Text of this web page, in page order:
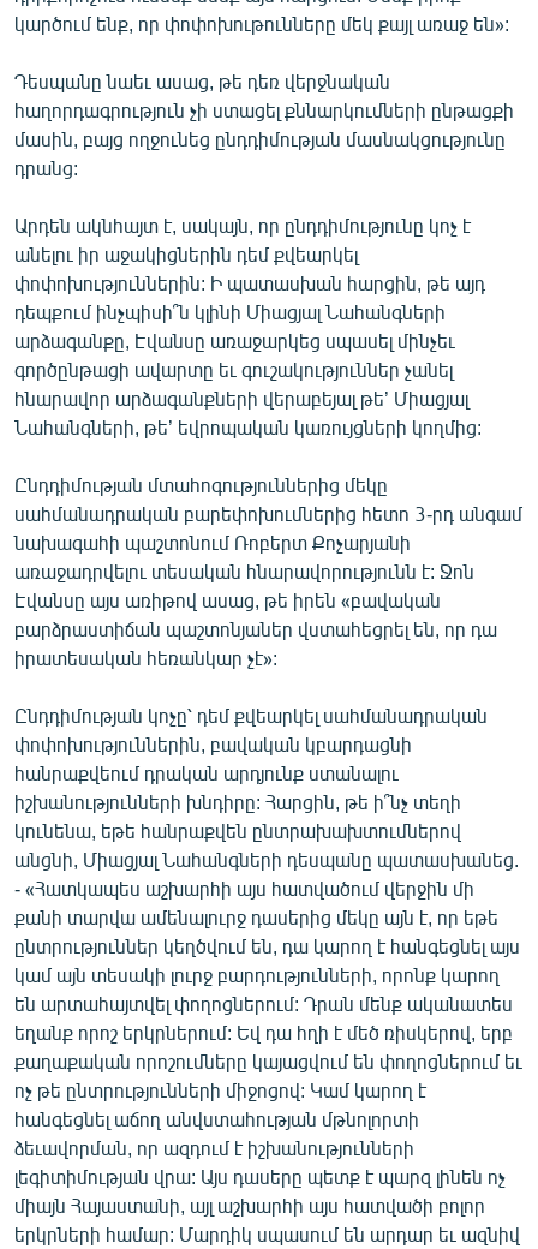
կարծում ենք, որ փոփոխութունները մեկ քայլ առաջ են»:
Դեսպանը նաեւ ասաց, թե դեռ վերջնական
հաղորդագրություն չի ստացել քննարկումների ընթացքի
մասին, բայց ողջունեց ընդդիմության մասնակցությունը
դրանց:
Արդեն ակնհայտ է, սակայն, որ ընդդիմությունը կոչ է
անելու իր աջակիցներին դեմ քվեարկել
փոփոխություններին: Ի պատասխան հարցին, թե այդ
դեպքում ինչպիսի՞ն կլինի Միացյալ Նահանգների
արձագանքը, Էվանսը առաջարկեց սպասել մինչեւ
գործընթացի ավարտը եւ գուշակություններ չանել
հնարավոր արձագանքների վերաբեյալ թե’ Միացյալ
Նահանգների, թե’ եվրոպական կառույցների կողմից:
Ընդդիմության մտահոգություններից մեկը
սահմանադրական բարեփոխումներից հետո 3-րդ անգամ
նախագահի պաշտոնում Ռոբերտ Քոչարյանի
առաջադրվելու տեսական հնարավորությունն է: Ջոն
Էվանսը այս առիթով ասաց, թե իրեն «բավական
բարձրաստիճան պաշտոնյաներ վստահեցրել են, որ դա
իրատեսական հեռանկար չէ»:
Ընդդիմության կոչը՝ դեմ քվեարկել սահմանադրական
փոփոխություններին, բավական կբարդացնի
հանրաքվեում դրական արդյունք ստանալու
իշխանությունների խնդիրը: Հարցին, թե ի՞նչ տեղի
կունենա, եթե հանրաքվեն ընտրախախտումներով
անցնի, Միացյալ Նահանգների դեսպանը պատասխանեց.
- «Հատկապես աշխարհի այս հատվածում վերջին մի
քանի տարվա ամենալուրջ դասերից մեկը այն է, որ եթե
ընտրություններ կեղծվում են, դա կարող է հանգեցնել այս
կամ այն տեսակի լուրջ բարդությունների, որոնք կարող
են արտահայտվել փողոցներում: Դրան մենք ականատես
եղանք որոշ երկրներում: Եվ դա հղի է մեծ ռիսկերով, երբ
քաղաքական որոշումները կայացվում են փողոցներում եւ
ոչ թե ընտրությունների միջոցով: Կամ կարող է
հանգեցնել աճող անվստահության մթնոլորտի
ձեւավորման, որ ազդում է իշխանությունների
լեգիտիմության վրա: Այս դասերը պետք է պարզ լինեն ոչ
միայն Հայաստանի, այլ աշխարհի այս հատվածի բոլոր
երկրների համար: Մարդիկ սպասում են արդար եւ ազնիվ